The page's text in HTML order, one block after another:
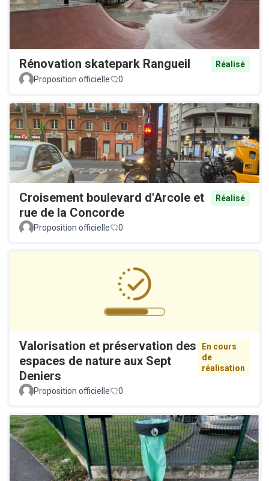
Rénovation skatepark Rangueil
Réalisé
Proposition officielle
0
Croisement boulevard d'Arcole et
rue de la Concorde
Réalisé
Proposition officielle 0
Valorisation et préservation des
espaces de nature aux Sept
Deniers
En cours
de
réalisation
Proposition officielle 0